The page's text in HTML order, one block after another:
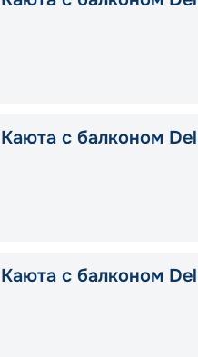
Каюта с балконом
Каюта с балконом